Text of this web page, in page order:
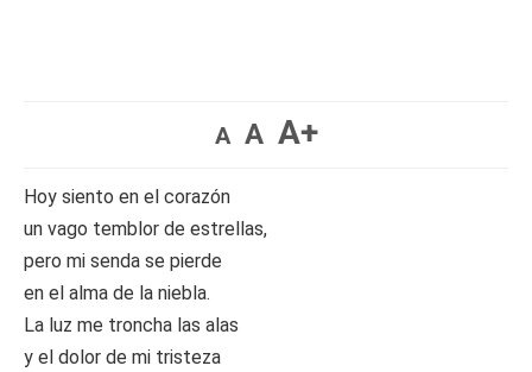
A A A+
Hoy siento en el corazón
un vago temblor de estrellas,
pero mi senda se pierde
en el alma de la niebla.
La luz me troncha las alas
y el dolor de mi tristeza